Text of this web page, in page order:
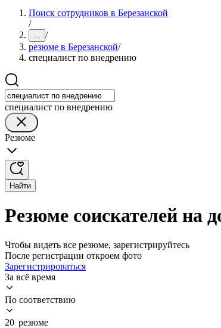
Поиск сотрудников в Березанской
/
... /
резюме в Березанской/
специалист по внедрению
специалист по внедрению
Резюме
Найти
Резюме соискателей на
Чтобы видеть все резюме, зарегистрируйтесь
После регистрации откроем фото
Зарегистрироваться
За всё время
По соответствию
20 резюме